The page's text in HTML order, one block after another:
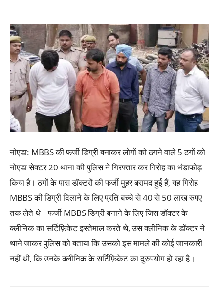
नोएडा: MBBS की फर्जी डिग्री बनाकर लोगों को ठगने वाले 5 ठगों को
नोएडा सेक्टर 20 थाना की पुलिस ने गिरफ्तार कर गिरोह का भंडाफोड़
किया है। ठगों के पास डॉक्टरों की फर्जी मुहर बरामद हुई हैं, यह गिरोह
MBBS की डिग्री दिलाने के लिए प्रति बच्चे से 40 से 50 लाख रुपए
तक लेते थे। फर्जी MBBS डिग्री बनाने के लिए जिस डॉक्टर के
क्लीनिक का सर्टिफ़िकेट इस्तेमाल करते थे, उस क्लीनिक के डॉक्टर ने
थाने जाकर पुलिस को बताया कि उसको इस मामले की कोई जानकारी
नहीं थी, कि उनके क्लीनिक के सर्टिफ़िकेट का दुरुपयोग हो रहा है।